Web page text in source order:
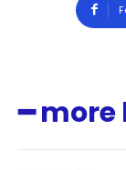
━ more